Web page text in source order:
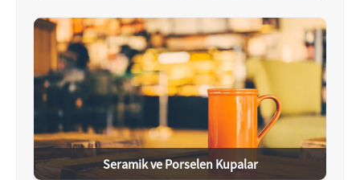
Seramik ve Porselen Kupalar